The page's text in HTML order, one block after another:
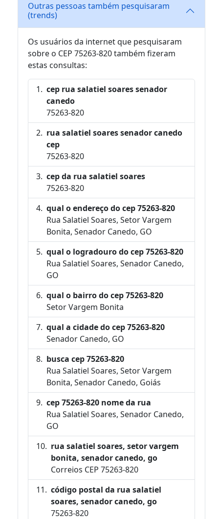
Outras pessoas também pesquisaram
(trends)
Os usuários da internet que pesquisaram
sobre o CEP 75263-820 também fizeram
estas consultas:
cep rua salatiel soares senador
canedo
75263-820
rua salatiel soares senador canedo
cep
75263-820
cep da rua salatiel soares
75263-820
qual o endereço do cep 75263-820
Rua Salatiel Soares, Setor Vargem
Bonita, Senador Canedo, GO
qual o logradouro do cep 75263-820
Rua Salatiel Soares, Senador Canedo,
GO
qual o bairro do cep 75263-820
Setor Vargem Bonita
qual a cidade do cep 75263-820
Senador Canedo, GO
busca cep 75263-820
Rua Salatiel Soares, Setor Vargem
Bonita, Senador Canedo, Goiás
cep 75263-820 nome da rua
Rua Salatiel Soares, Senador Canedo,
GO
rua salatiel soares, setor vargem
bonita, senador canedo, go
Correios CEP 75263-820
código postal da rua salatiel
soares, senador canedo, go
75263-820